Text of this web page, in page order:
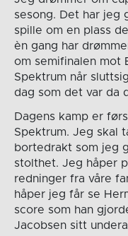
sesong. Det har jeg
spille om en plass
èn gang har
om semifinalen mot
Spektrum når
dag som det var da
Dagens kamp er
Spektrum. Jeg skal
bortedrakt som jeg
stolthet. Jeg håper
redninger fra våre
håper jeg får se
score som han
Jacobsen sitt